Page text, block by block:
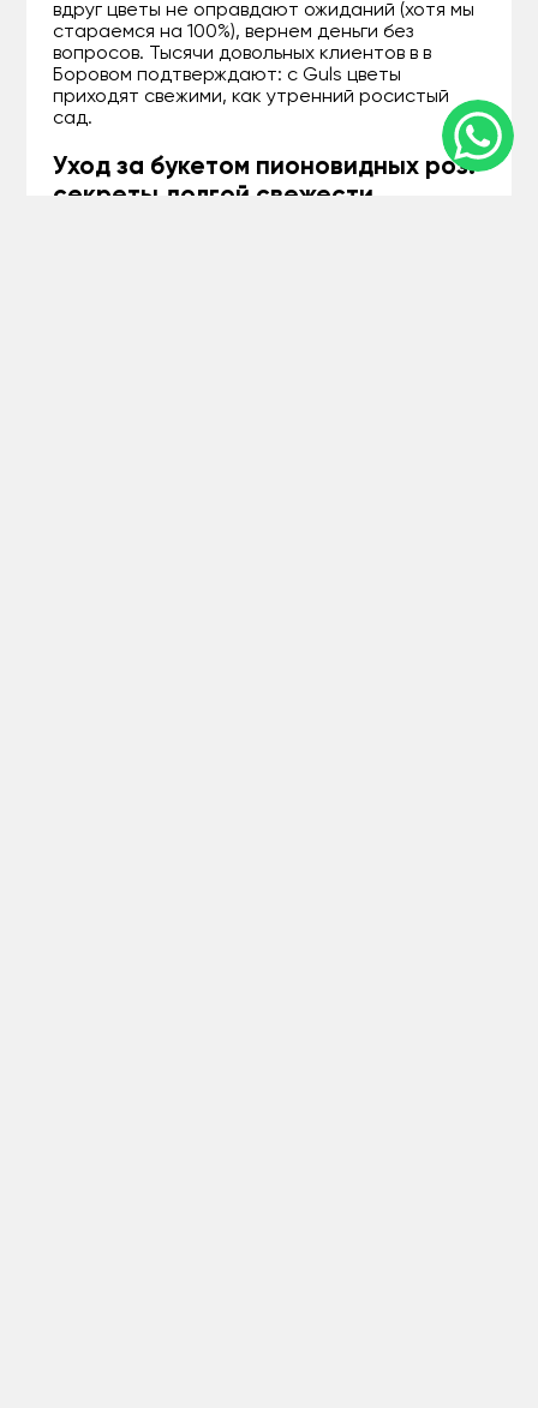
вдруг цветы не оправдают ожиданий (хотя мы
стараемся на 100%), вернем деньги без
вопросов. Тысячи довольных клиентов в в
Боровом подтверждают: с Guls цветы
приходят свежими, как утренний росистый
сад.
Уход за букетом пионовидных роз:
секреты долгой свежести